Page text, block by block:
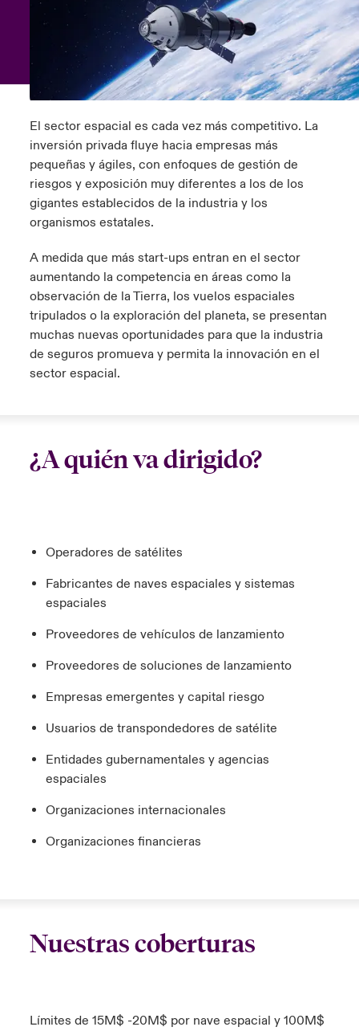
Contacto
Acceso
Siniestros
Relaciones Con Inversores
Transformación tecnológica y ciberriesgo 2025
Resilience - Riesgos climáticos y medioambientales 2025
Cyber
Services Snapshot
(French)
America
(French)
America
(French)
America
(French)
America
(French)
America
(French)
America
(French)
America
(French)
America
(French)
America
(French)
America
(French)
America
El sector espacial es cada vez más competitivo. La
inversión privada fluye hacia empresas más
pequeñas y ágiles, con enfoques de gestión de
riesgos y exposición muy diferentes a los de los
gigantes establecidos de la industria y los
organismos estatales.
A medida que más start-ups entran en el sector
aumentando la competencia en áreas como la
observación de la Tierra, los vuelos espaciales
tripulados o la exploración del planeta, se presentan
muchas nuevas oportunidades para que la industria
de seguros promueva y permita la innovación en el
sector espacial.
¿A quién va dirigido?
Operadores de satélites
Fabricantes de naves espaciales y sistemas
espaciales
Proveedores de vehículos de lanzamiento
Proveedores de soluciones de lanzamiento
Empresas emergentes y capital riesgo
Usuarios de transpondedores de satélite
Entidades gubernamentales y agencias
espaciales
Organizaciones internacionales
Organizaciones financieras
Nuestras coberturas
Límites de 15M$ -20M$ por nave espacial y 100M$